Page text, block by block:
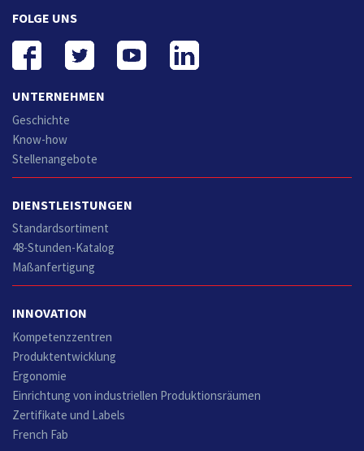
FOLGE UNS
UNTERNEHMEN
Geschichte
Know-how
Stellenangebote
DIENSTLEISTUNGEN
Standardsortiment
48-Stunden-Katalog
Maßanfertigung
INNOVATION
Kompetenzzentren
Produktentwicklung
Ergonomie
Einrichtung von industriellen Produktionsräumen
Zertifikate und Labels
French Fab